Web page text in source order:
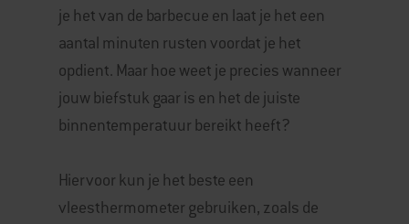
je het van de barbecue en laat je het een
aantal minuten rusten voordat je het
opdient. Maar hoe weet je precies wanneer
jouw biefstuk gaar is en het de juiste
binnentemperatuur bereikt heeft?
Hiervoor kun je het beste een
vleesthermometer gebruiken, zoals de